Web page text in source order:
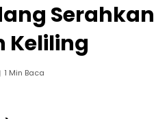
Keliling
1 Min Baca